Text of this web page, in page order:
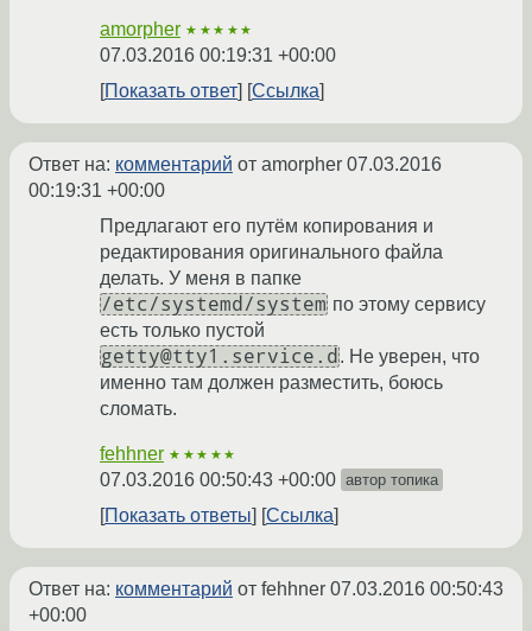
amorpher ★★★★★
07.03.2016 00:19:31 +00:00
Показать ответ
Ссылка
Ответ на: комментарий от amorpher 07.03.2016
00:19:31 +00:00
Предлагают его путём копирования и
редактирования оригинального файла
делать. У меня в папке
/etc/systemd/system по этому сервису
есть только пустой
getty@tty1.service.d . Не уверен, что
именно там должен разместить, боюсь
сломать.
fehhner ★★★★★
07.03.2016 00:50:43 +00:00 автор топика
Показать ответы Ссылка
Ответ на: комментарий от fehhner 07.03.2016 00:50:43
+00:00